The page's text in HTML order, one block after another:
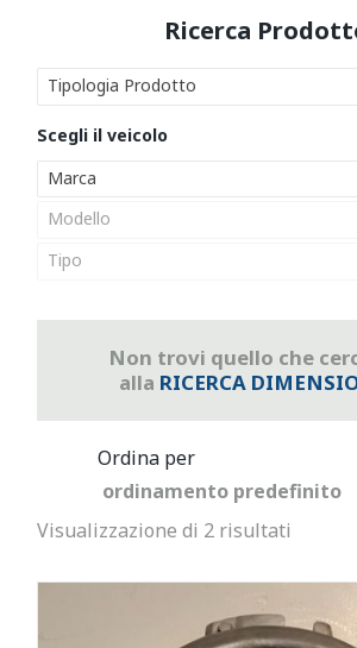
Tipologia Prodotto
Marca
Modello
Tipo
Non trovi quello che
alla RICERCA
Visualizzazione di 2 risultati